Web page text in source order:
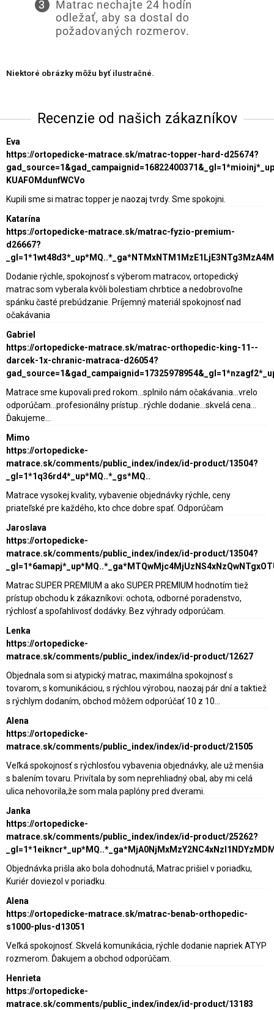
Niektoré obrázky môžu byť ilustračné.
Recenzie od našich zákazníkov
Eva
https://ortopedicke-matrace.sk/matrac-topper-hard-d25674?
KUAFOMdunfWCVo
Kupili sme si matrac topper je naozaj tvrdy. Sme spokojni.
Katarína
https://ortopedicke-matrace.sk/matrac-fyzio-premium-
d26667?
Dodanie rýchle, spokojnosť s výberom matracov, ortopedický
matrac som vyberala kvôli bolestiam chrbtice a nedobrovoľne
spánku časté prebúdzanie. Príjemný materiál spokojnosť nad
očakávania
Gabriel
https://ortopedicke-matrace.sk/matrac-orthopedic-king-11--
darcek-1x-chranic-matraca-d26054?
Matrace sme kupovali pred rokom...splnilo nám očakávania...vrelo
odporúčam...profesionálny prístup...rýchle dodanie...skvelá cena...
Ďakujeme...
Mimo
https://ortopedicke-
matrace.sk/comments/public_index/index/id-product/13504?
_gl=1*1q36rd4*_up*MQ..*_gs*MQ..
Matrace vysokej kvality, vybavenie objednávky rýchle, ceny
priateľské pre každého, kto chce dobre spať. Odporúčam
Jaroslava
https://ortopedicke-
matrace.sk/comments/public_index/index/id-product/13504?
Matrac SUPER PREMIUM a ako SUPER PREMIUM hodnotím tiež
prístup obchodu k zákazníkovi: ochota, odborné poradenstvo,
rýchlosť a spoľahlivosť dodávky. Bez výhrady odporúčam.
Lenka
https://ortopedicke-
matrace.sk/comments/public_index/index/id-product/12627
Objednala som si atypický matrac, maximálna spokojnosť s
tovarom, s komunikáciou, s rýchlou výrobou, naozaj pár dní a taktiež
s rýchlym dodaním, obchod môžem odporúčať 10 z 10...
Alena
https://ortopedicke-
matrace.sk/comments/public_index/index/id-product/21505
Veľká spokojnosť s rýchlosťou vybavenia objednávky, ale už menšia
s balením tovaru. Privítala by som neprehliadný obal, aby mi celá
ulica nehovorila,že som mala paplóny pred dverami.
Janka
https://ortopedicke-
matrace.sk/comments/public_index/index/id-product/25262?
Objednávka prišla ako bola dohodnutá, Matrac prišiel v poriadku,
Kuriér doviezol v poriadku.
Alena
https://ortopedicke-matrace.sk/matrac-benab-orthopedic-
s1000-plus-d13051
Veľká spokojnosť. Skvelá komunikácia, rýchle dodanie napriek ATYP
rozmerom. Ďakujem a obchod odporúčam.
Henrieta
https://ortopedicke-
matrace.sk/comments/public_index/index/id-product/13183